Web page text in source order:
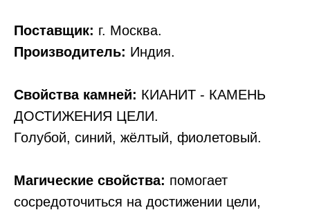
Поставщик: г. Москва.
Производитель: Индия.
Свойства камней: КИАНИТ - КАМЕНЬ
ДОСТИЖЕНИЯ ЦЕЛИ.
Голубой, синий, жёлтый, фиолетовый.
Магические свойства: помогает
сосредоточиться на достижении цели,